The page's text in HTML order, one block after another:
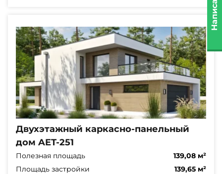
Двухэтажный каркасно-панельный
дом AET-251
Полезная площадь
139,08 м²
Площадь застройки
139,65 м²